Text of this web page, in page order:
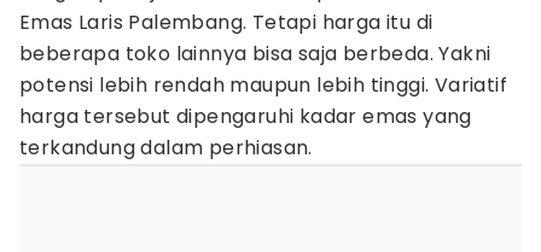
Emas Laris Palembang. Tetapi harga itu di
beberapa toko lainnya bisa saja berbeda. Yakni
potensi lebih rendah maupun lebih tinggi. Variatif
harga tersebut dipengaruhi kadar emas yang
terkandung dalam perhiasan.